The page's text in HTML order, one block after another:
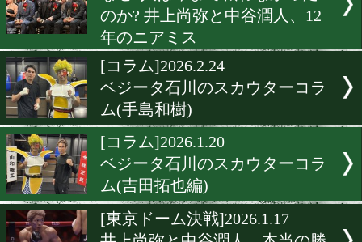
「ビッグバン中谷潤人」覚
軌跡 井上尚弥へ向かった8
心理変化
[コラム]2026.4.1
なぜ2人は今まで戦わなか
のか? 井上尚弥と中谷潤人
年のニアミス
[コラム]2026.2.24
ベジータ石川のスカウター